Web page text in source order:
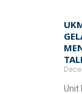
Unit